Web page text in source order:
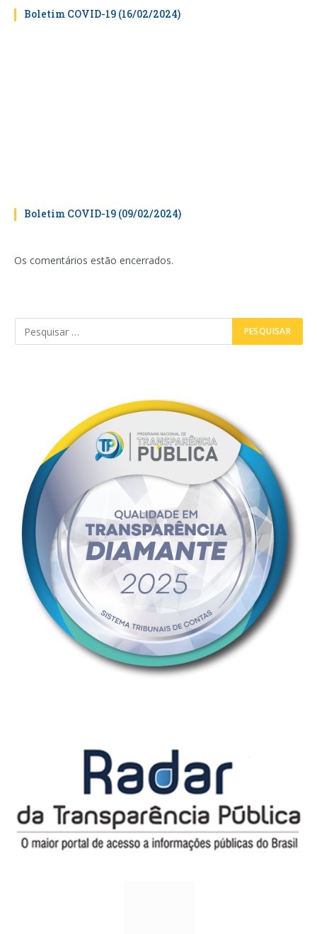
Boletim COVID-19 (16/02/2024)
Boletim COVID-19 (09/02/2024)
Os comentários estão encerrados.